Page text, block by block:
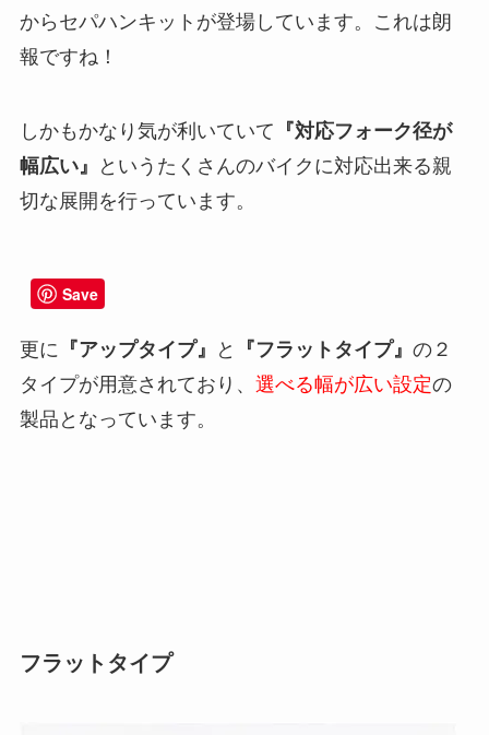
からセパハンキットが登場しています。これは朗
報ですね！
しかもかなり気が利いていて 『対応フォーク径が
幅広い』
というたくさんのバイクに対応出来る親
切な展開を行っています。
更に 『アップタイプ』 と 『フラットタイプ』 の２
タイプが用意されており、 選べる幅が広い設定の
製品となっています。
フラットタイプ
Save